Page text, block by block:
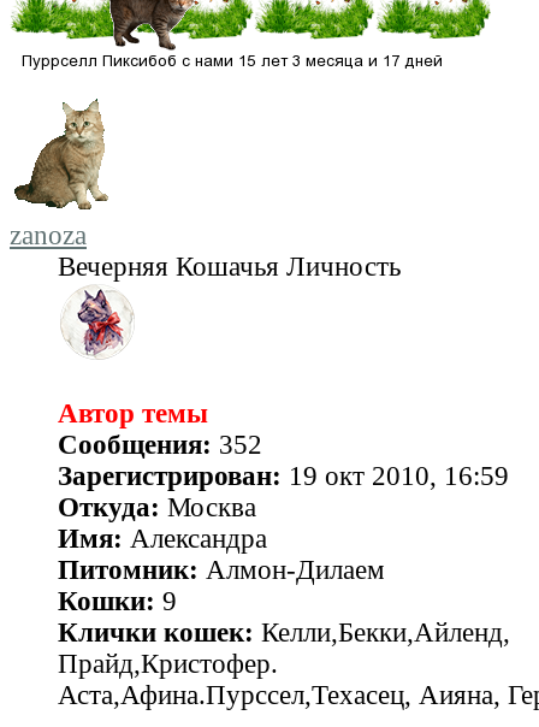
zanoza
Вечерняя Кошачья Личность
Автор темы
Сообщения: 352
Зарегистрирован: 19 окт 2010, 16:59
Откуда: Москва
Имя: Александра
Питомник: Алмон-Дилаем
Кошки: 9
Клички кошек: Келли,Бекки,Айленд,
Прайд,Кристофер.
Аста,Афина.Пурссел,Техасец, Аияна,